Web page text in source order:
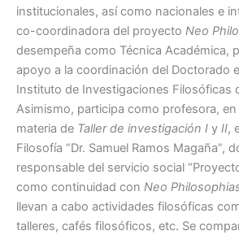
institucionales, así como nacionales e
co-coordinadora del proyecto Neo
desempeña como Técnica Académica,
apoyo a la coordinación del Doctorado
Instituto de Investigaciones Filosóficas
Asimismo, participa como profesora, en
materia de Taller de investigación I y II,
Filosofía “Dr. Samuel Ramos Magaña”,
responsable del servicio social
como continuidad con Neo
llevan a cabo actividades filosóficas
talleres, cafés filosóficos, etc. Se